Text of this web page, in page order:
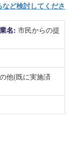
ど検討してくださ
名: 市民からの提
他(既に実施済